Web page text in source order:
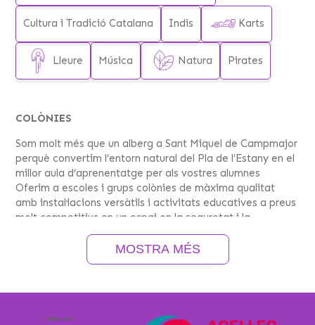
Cultura i Tradició Catalana Indis Karts
Lleure Música Natura Pirates
COLÒNIES
Som molt més que un alberg a Sant Miquel de Campmajor
perquè convertim l’entorn natural del Pla de l’Estany en el
millor aula d’aprenentatge per als vostres alumnes
Oferim a escoles i grups colònies de màxima qualitat
amb instal·lacions versàtils i activitats educatives a preus
molt competitius en un espai on la seguretat i la
convivència són la nostra prioritat absoluta
Ens esforcem cada dia per a adaptar-nos al vostre
projecte pedagògic i aconseguir que tant professors com
estada inoblidable en plena naturalesa
com a referents en el sector i us convidem a descobrir
MOSTRA MÉS